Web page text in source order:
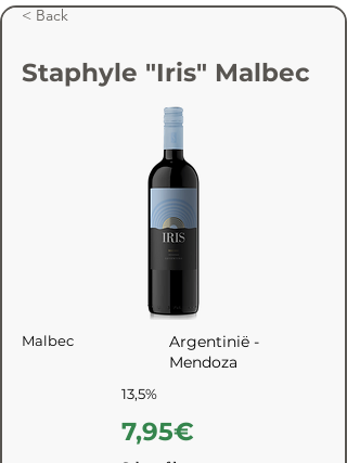
< Back
Staphyle "Iris" Malbec
Malbec
Argentinië -
Mendoza
13,5%
7,95€